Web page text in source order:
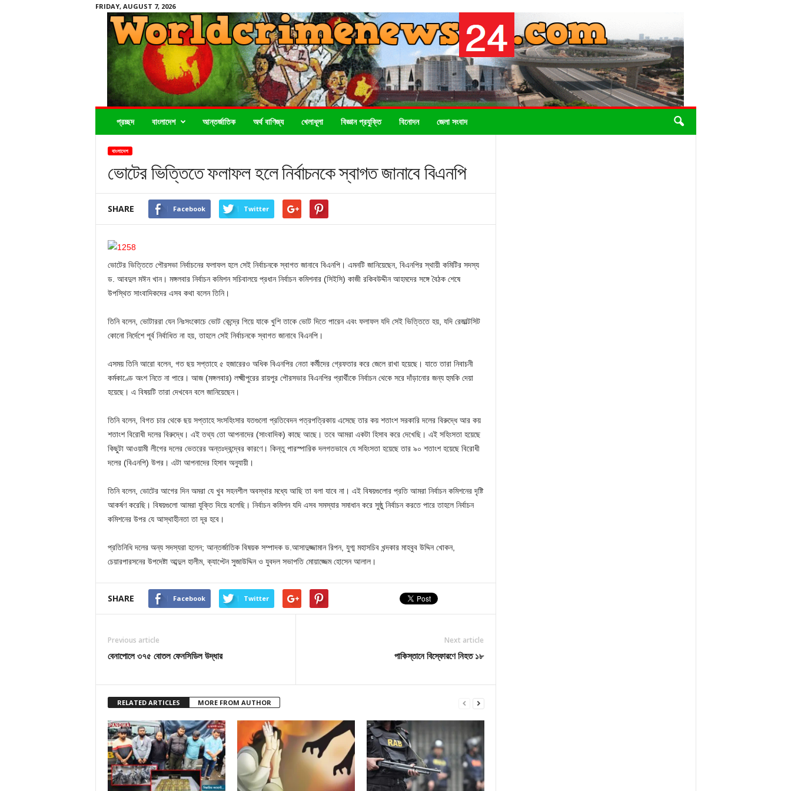
FRIDAY, AUGUST 7, 2026
প্রচ্ছদ বাংলাদেশ আন্তর্জাতিক অর্থ বাণিজ্য খেলাধূলা বিজ্ঞান প্রযুক্তি বিনোদন জেলা সংবাদ
বাংলাদেশ
ভোটের ভিত্তিতে ফলাফল হলে নির্বাচনকে স্বাগত জানাবে বিএনপি
SHARE Facebook Twitter
ভোটের ভিত্তিতে পৌরসভা নির্বাচনের ফলাফল হলে সেই নির্বাচনকে স্বাগত জানাবে বিএনপি। এমনটি জানিয়েছেন, বিএনপির স্থায়ী কমিটির সদস্য
ড. আবদুল মঈন খান। মঙ্গলবার নির্বাচন কমিশন সচিবালয়ে প্রধান নির্বাচন কমিশনার (সিইসি) কাজী রকিবউদ্দীন আহমদের সঙ্গে বৈঠক শেষে
উপস্থিত সাংবাদিকদের এসব কথা বলেন তিনি।
তিনি বলেন, ভোটাররা যেন নিঃসংকোচে ভোট কেন্দ্রে গিয়ে যাকে খুশি তাকে ভোট দিতে পারেন এবং ফলাফল যদি সেই ভিত্তিতে হয়, যদি রেজাল্টসিট
কোনো নির্দেশে পূর্ব নির্বাধিত না হয়, তাহলে সেই নির্বাচনকে স্বাগত জানাবে বিএনপি।
এসময় তিনি আরো বলেন, গত ছয় সপ্তাহে ৫ হজারেরও অধিক বিএনপির নেতা কর্মীদের গ্রেফতার করে জেলে রাখা হয়েছে। যাতে তারা নিবাচনী
কর্মকাণ্ডে অংশ নিতে না পারে। আজ (মঙ্গলবার) লক্ষ্মীপুরের রায়পুর পৌরসভার বিএনপির প্রার্থীকে নির্বাচন থেকে সরে দাঁড়ানোর জন্য হুমকি দেয়া
হয়েছে। এ বিষয়টি তারা দেখবেন বলে জানিয়েছেন।
তিনি বলেন, বিগত চার থেকে ছয় সপ্তাহে সংসহিংসার যতগুলো প্রতিবেদন পত্রপত্রিকায় এসেছে তার কয় শতাংশ সরকারি দলের বিরুদ্ধে আর কয়
শতাংশ বিরোধী দলের বিরুদ্ধে। এই তথ্য তো আপনাদের (সাংবাদিক) কাছে আছে। তবে আমরা একটা হিসাব করে দেখেছি। এই সহিংসতা হয়েছে
কিছুটা আওয়ামী লীগের দলের ভেতরের অন্তঃদ্বন্দ্বের কারণে। কিন্তু পারস্পারিক দলগতভাবে যে সহিংসতা হয়েছে তার ৯০ শতাংশ হয়েছে বিরোধী
দলের (বিএনপি) উপর। এটা আপনাদের হিসাব অনুযায়ী।
তিনি বলেন, ভোটের আগের দিন অমরা যে খুব সহনশীল অবস্থার মধ্যে আছি তা বলা যাবে না। এই বিষয়গুলোর প্রতি আমরা নির্বাচন কমিশনের দৃষ্টি
আকর্ষণ করেছি। বিষয়গুলো আমরা যুক্তি দিয়ে বলেছি। নির্বাচন কমিশন যদি এসব সমস্যার সমাধান করে সুষ্ঠু নির্বাচন করতে পারে তাহলে নির্বাচন
কমিশনের উপর যে আস্থাহীনতা তা দূর হবে।
প্রতিনিধি দলের অন্য সদস্যরা হলেন; আন্তর্জাতিক বিষয়ক সম্পাদক ড.আসাদুজ্জামান রিপন, যুগ্ম মহাসচিব খন্দকার মাহবুব উদ্দিন খোকন,
চেয়ারপারসনের উপদেষ্টা আব্দুল হালীম, ক্যাপ্টেন সুজাউদ্দিন ও যুবদল সভাপতি মোয়াজ্জেম হোসেন আলাল।
SHARE Facebook Twitter
Previous article
বেনাপোলে ৩৭৫ বোতল ফেনসিডিল উদ্ধার
Next article
পাকিস্তানে বিস্ফোরণে নিহত ১৮
RELATED ARTICLES MORE FROM AUTHOR